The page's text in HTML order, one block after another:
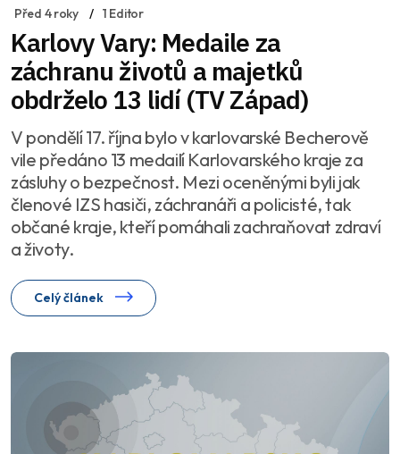
Před 4 roky 1 Editor
Karlovy Vary: Medaile za
záchranu životů a majetků
obdrželo 13 lidí (TV Západ)
V pondělí 17. října bylo v karlovarské Becherově
vile předáno 13 medailí Karlovarského kraje za
zásluhy o bezpečnost. Mezi oceněnými byli jak
členové IZS hasiči, záchranáři a policisté, tak
občané kraje, kteří pomáhali zachraňovat zdraví
a životy.
Celý článek